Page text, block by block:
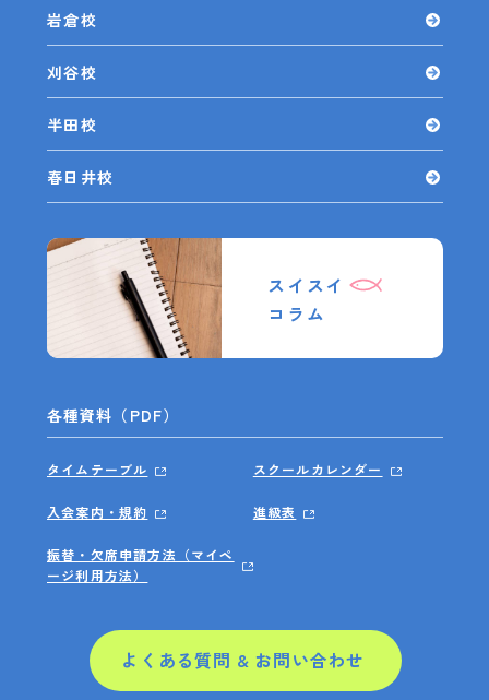
岩倉校
刈谷校
半田校
春日井校
スイスイ
コラム
各種資料（PDF）
タイムテーブル スクールカレンダー
入会案内・規約 進級表
振替・欠席申請方法（マイペ
ージ利用方法）
よくある質問 & お問い合わせ